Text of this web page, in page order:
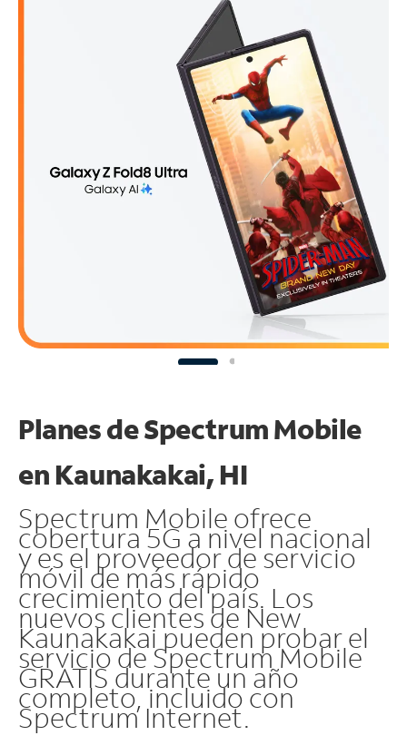
Planes de Spectrum Mobile
en Kaunakakai, HI
Spectrum Mobile ofrece
cobertura 5G a nivel nacional
y es el proveedor de servicio
móvil de más rápido
crecimiento del país. Los
nuevos clientes de New
Kaunakakai pueden probar el
servicio de Spectrum Mobile
GRATIS durante un año
completo, incluido con
Spectrum Internet.